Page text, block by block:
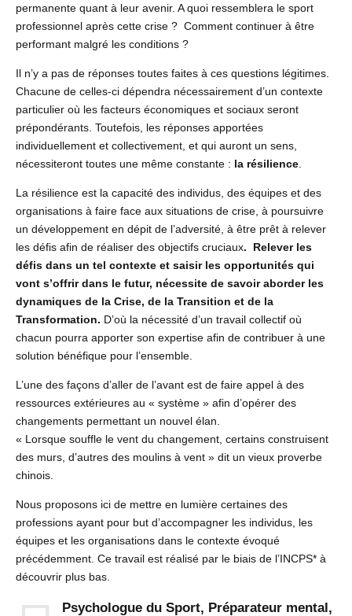
permanente quant à leur avenir. A quoi ressemblera le sport
professionnel après cette crise ? Comment continuer à être
performant malgré les conditions ?
Il n’y a pas de réponses toutes faites à ces questions légitimes.
Chacune de celles-ci dépendra nécessairement d’un contexte
particulier où les facteurs économiques et sociaux seront
prépondérants. Toutefois, les réponses apportées
individuellement et collectivement, et qui auront un sens,
nécessiteront toutes une même constante : la résilience
La résilience est la capacité des individus, des équipes et des
organisations à faire face aux situations de crise, à poursuivre
un développement en dépit de l’adversité, à être prêt à relever
les défis afin de réaliser des objectifs cruciaux. Relever les
défis dans un tel contexte et saisir les opportunités qui
vont s’offrir dans le futur, nécessite de savoir aborder les
dynamiques de la Crise, de la Transition et de la
Transformation. D’où la nécessité d’un travail collectif où
chacun pourra apporter son expertise afin de contribuer à une
solution bénéfique pour l’ensemble.
L’une des façons d’aller de l’avant est de faire appel à des
ressources extérieures au « système » afin d’opérer des
changements permettant un nouvel élan.
« Lorsque souffle le vent du changement, certains construisent
des murs, d’autres des moulins à vent » dit un vieux proverbe
chinois.
Nous proposons ici de mettre en lumière certaines des
professions ayant pour but d’accompagner les individus, les
équipes et les organisations dans le contexte évoqué
précédemment. Ce travail est réalisé par le biais de l’INCPS* à
découvrir plus bas.
Psychologue du Sport, Préparateur mental,